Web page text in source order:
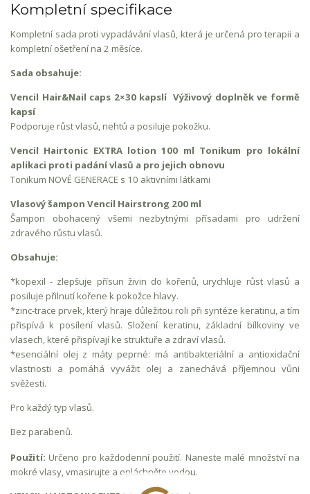
Kompletní specifikace
Kompletní sada proti vypadávání vlasů, která je určená pro terapii a
kompletní ošetření na 2 měsíce.
Sada obsahuje:
Vencil Hair&Nail caps 2×30 kapslí Výživový doplněk ve formě
kapsí
Podporuje růst vlasů, nehtů a posiluje pokožku.
Vencil Hairtonic EXTRA lotion 100 ml Tonikum pro lokální
aplikaci proti padání vlasů a pro jejich obnovu
Tonikum NOVÉ GENERACE s 10 aktivními látkami
Vlasový šampon Vencil Hairstrong 200 ml
Šampon obohacený všemi nezbytnými přísadami pro udržení
zdravého růstu vlasů.
Obsahuje:
*kopexil - zlepšuje přísun živin do kořenů, urychluje růst vlasů a
posiluje přilnutí kořene k pokožce hlavy.
*zinc-trace prvek, který hraje důležitou roli při syntéze keratinu, a tím
přispívá k posílení vlasů. Složení keratinu, základní bílkoviny ve
vlasech, které přispívají ke struktuře a zdraví vlasů.
*esenciální olej z máty peprné: má antibakteriální a antioxidační
vlastnosti a pomáhá vyvážit olej a zanechává příjemnou vůni
svěžesti.
Pro každý typ vlasů.
Bez parabenů.
Použití: Určeno pro každodenní použití. Naneste malé množství na
mokré vlasy, vmasirujte a opláchněte vodou.